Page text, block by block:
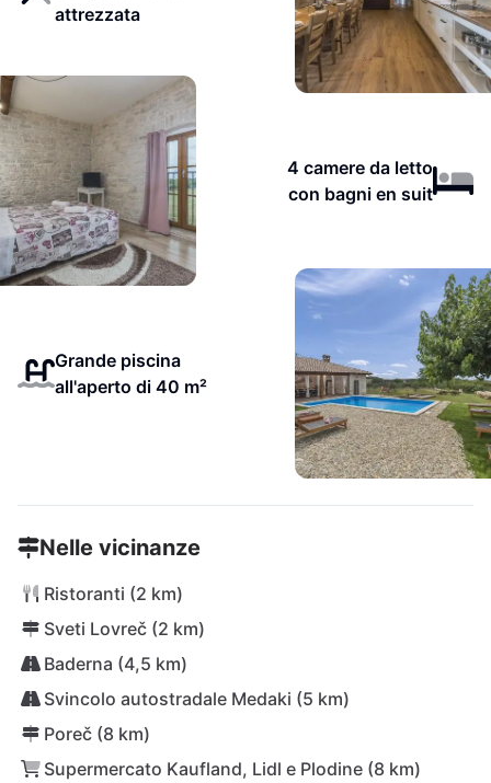
attrezzata
4 camere da letto
con bagni en suit
Grande piscina
all'aperto di 40 m²
Nelle vicinanze
Ristoranti (2 km)
Sveti Lovreč (2 km)
Baderna (4,5 km)
Svincolo autostradale Medaki (5 km)
Poreč (8 km)
Supermercato Kaufland, Lidl e Plodine (8 km)